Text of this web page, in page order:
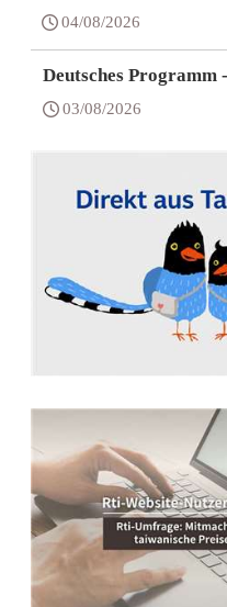
04/08/2026
Deutsches Programm
03/08/2026